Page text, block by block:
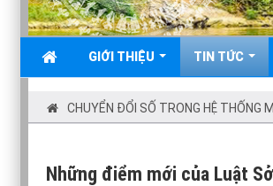
GIỚI THIỆU TIN TỨC
CHUYỂN ĐỔI SỐ TRONG HỆ THỐNG
Những điểm mới của Luật